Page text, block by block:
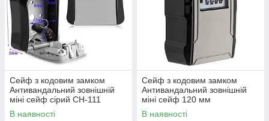
Сейф з кодовим замком
Антивандальний зовнішній
міні сейф сірий CH-111
В наявності
Сейф з кодовим замком
Антивандальний зовнішній
міні сейф 120 мм
В наявності